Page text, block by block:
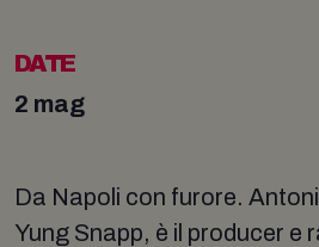
DATE
2 mag
Da Napoli con furore.
Yung Snapp, è il producer e